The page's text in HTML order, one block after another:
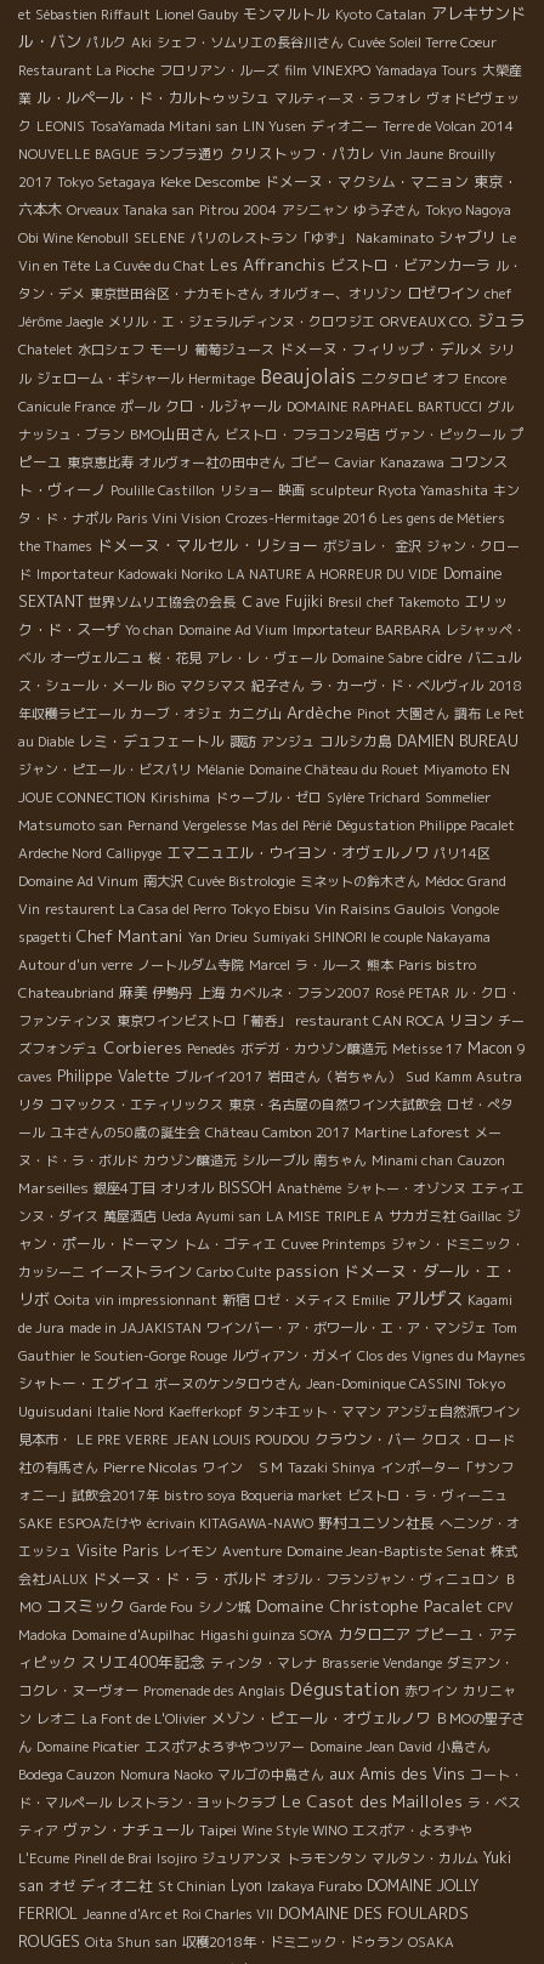
et Sébastien Riffault Lionel Gauby モンマルトル Kyoto Catalan アレキサンド
ル・バン パルク Aki シェフ・ソムリエの長谷川さん Cuvée Soleil Terre Coeur
Restaurant La Pioche フロリアン・ルーズ film VINEXPO Yamadaya Tours 大榮産
業 ル・ルペール・ド・カルトゥッシュ マルティーヌ・ラフォレ ヴォドピヴェッ
ク LEONIS TosaYamada Mitani san LIN Yusen ディオニー Terre de Volcan 2014
NOUVELLE BAGUE ランブラ通り クリストッフ・パカレ Vin Jaune Brouilly
2017 Tokyo Setagaya Keke Descombe ドメーヌ・マクシム・マニョン 東京・
六本木 Orveaux Tanaka san Pitrou 2004 アシニャン ゆう子さん Tokyo Nagoya
Obi Wine Kenobull SELENE パリのレストラン「ゆず」 Nakaminato シャブリ Le
Vin en Tête La Cuvée du Chat Les Affranchis ビストロ・ビアンカーラ ル・
タン・デメ 東京世田谷区・ナカモトさん オルヴォー、オリゾン ロゼワイン chef
Jérôme Jaegle メリル・エ・ジェラルディンヌ・クロワジエ ORVEAUX CO. ジュラ
Chatelet 水口シェフ モーリ 葡萄ジュース ドメーヌ・フィリップ・デルメ シリ
ル ジェローム・ギシャール Hermitage Beaujolais ニクタロピ オフ Encore
Canicule France ポール クロ・ルジャール DOMAINE RAPHAEL BARTUCCI グル
ナッシュ・ブラン BMO山田さん ビストロ・フラコン2号店 ヴァン・ピックール プ
ピーユ 東京恵比寿 オルヴォー社の田中さん ゴビー Caviar Kanazawa コワンス
ト・ヴィーノ Poulille Castillon リショー 映画 sculpteur Ryota Yamashita キン
タ・ド・ナポル Paris Vini Vision Crozes-Hermitage 2016 Les gens de Métiers
the Thames ドメーヌ・マルセル・リショー ボジョレ・ 金沢 ジャン・クロー
ド Importateur Kadowaki Noriko LA NATURE A HORREUR DU VIDE Domaine
SEXTANT 世界ソムリエ協会の会長 Ｃave Fujiki Bresil chef Takemoto エリッ
ク・ド・スーザ Yo chan Domaine Ad Vium Importateur BARBARA レシャッペ・
ベル オーヴェルニュ 桜・花見 アレ・レ・ヴェール Domaine Sabre cidre バニュル
ス・シュール・メール Bio マクシマス 紀子さん ラ・カーヴ・ド・ベルヴィル 2018
年収穫ラピエール カーブ・オジェ カニグ山 Ardèche Pinot 大園さん 調布 Le Pet
au Diable レミ・デュフェートル 諏訪 アンジュ コルシカ島 DAMIEN BUREAU
ジャン・ピエール・ビスパリ Mélanie Domaine Château du Rouet Miyamoto EN
JOUE CONNECTION Kirishima ドゥーブル・ゼロ Sylère Trichard Sommelier
Matsumoto san Pernand Vergelesse Mas del Périé Dégustation Philippe Pacalet
Ardeche Nord Callipyge エマニュエル・ウイヨン・オヴェルノワ パリ14区
Domaine Ad Vinum 南大沢 Cuvée Bistrologie ミネットの鈴木さん Médoc Grand
Vin restaurent La Casa del Perro Tokyo Ebisu Vin Raisins Gaulois Vongole
spagetti Chef Mantani Yan Drieu Sumiyaki SHINORI le couple Nakayama
Autour d'un verre ノートルダム寺院 Marcel ラ・ルース 熊本 Paris bistro
Chateaubriand 麻美 伊勢丹 上海 カベルネ・フラン2007 Rosé PETAR ル・クロ・
ファンティンヌ 東京ワインビストロ「葡呑」 restaurant CAN ROCA リヨン チー
ズフォンデュ Corbieres Penedès ボデガ・カウゾン醸造元 Metisse 17 Macon 9
caves Philippe Valette ブルイイ2017 岩田さん（岩ちゃん） Sud Kamm Asutra
リタ コマックス・エティリックス 東京・名古屋の自然ワイン大試飲会 ロゼ・ぺタ
ール ユキさんの50歳の誕生会 Château Cambon 2017 Martine Laforest メー
ヌ・ド・ラ・ボルド カウゾン醸造元 シルーブル 南ちゃん Minami chan Cauzon
Marseilles 銀座4丁目 オリオル BISSOH Anathème シャトー・オゾンヌ エティエ
ンヌ・ダイス 萬屋酒店 Ueda Ayumi san LA MISE TRIPLE A サカガミ社 Gaillac ジ
ャン・ポール・ドーマン トム・ゴティエ Cuvee Printemps ジャン・ドミニック・
カッシーニ イーストライン Carbo Culte passion ドメーヌ・ダール・エ・
リボ Ooita vin impressionnant 新宿 ロゼ・メティス Emilie アルザス Kagami
de Jura made in JAJAKISTAN ワインバー・ア・ボワール・エ・ア・マンジェ Tom
Gauthier le Soutien-Gorge Rouge ルヴィアン・ガメイ Clos des Vignes du Maynes
シャトー・エグイユ ボーヌのケンタロウさん Jean-Dominique CASSINI Tokyo
Uguisudani Italie Nord Kaefferkopf タンキエット・ママン アンジェ自然派ワイン
見本市・ LE PRE VERRE JEAN LOUIS POUDOU クラウン・バー クロス・ロード
社の有馬さん Pierre Nicolas ワイン ＳＭ Tazaki Shinya インポーター「サンフ
ォニー」試飲会2017年 bistro soya Boqueria market ビストロ・ラ・ヴィーニュ
SAKE ESPOAたけや écrivain KITAGAWA-NAWO 野村ユニソン社長 へニング・オ
エッシュ Visite Paris レイモン Aventure Domaine Jean-Baptiste Senat 株式
会社JALUX ドメーヌ・ド・ラ・ボルド オジル・フランジャン・ヴィニュロン Ｂ
ＭО コスミック Garde Fou シノン城 Domaine Christophe Pacalet CPV
Madoka Domaine d'Aupilhac Higashi guinza SOYA カタロニア プピーユ・アテ
ィピック スリエ400年記念 ティンタ・マレナ Brasserie Vendange ダミアン・
コクレ・ヌーヴォー Promenade des Anglais Dégustation 赤ワイン カリニャ
ン レオニ La Font de L'Olivier メゾン・ピエール・オヴェルノワ ＢＭОの聖子さ
ん Domaine Picatier エスポアよろずやつツアー Domaine Jean David 小島さん
Bodega Cauzon Nomura Naoko マルゴの中島さん aux Amis des Vins コート・
ド・マルペール レストラン・ヨットクラブ Le Casot des Mailloles ラ・ベス
ティア ヴァン・ナチュール Taipei Wine Style WINO エスポア・よろずや
L'Ecume Pinell de Brai Isojiro ジュリアンヌ トラモンタン マルタン・カルム Yuki
san オゼ ディオニ社 St Chinian Lyon Izakaya Furabo DOMAINE JOLLY
FERRIOL Jeanne d'Arc et Roi Charles VII DOMAINE DES FOULARDS
ROUGES Oita Shun san 収穫2018年・ドミニック・ドゥラン OSAKA